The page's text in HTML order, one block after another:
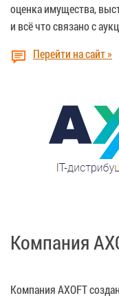
оценка имущества,
и всё что связано с
Перейти на сайт »
Компания
Компания AXOFT